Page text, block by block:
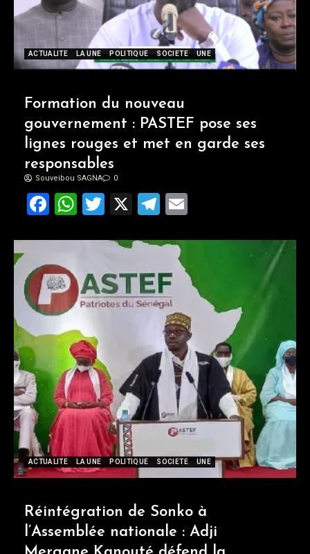
ACTUALITE LA UNE POLITIQUE SOCIETE UNE
ACTUALITE LA UNE POLITIQUE SOCIETE UNE
Formation du nouveau
gouvernement : PASTEF pose ses
lignes rouges et met en garde ses
responsables
Souveibou SAGNA 0
Facebook
WhatsApp
Twitter
X Telegram
Réintégration de Sonko à
l’Assemblée nationale : Adji